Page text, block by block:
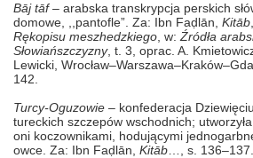
Bāj tāf– arabska transkrypcja perskich
domowe, ,,pantofle”. Za: Ibn Faḍlān, Kitāb
Rękopisu meszhedzkiego, w:Źródła
Słowiańszczyzny, t. 3, oprac. A.
Lewicki,
142.
Turcy-Oguzowie – konfederacja
tureckich szczepów wschodnich;
oni koczownikami, hodującymi
owce. Za: Ibn Faḍlān, Kitāb …, s. 136–137.